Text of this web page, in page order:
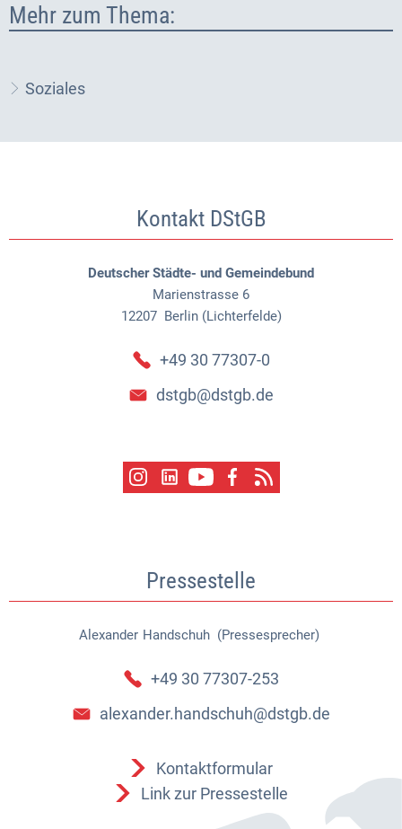
Mehr zum Thema:
Soziales
Kontakt DStGB
Deutscher Städte- und Gemeindebund
Marienstrasse 6
12207 Berlin (Lichterfelde)
+49 30 77307-0
dstgb@dstgb.de
Pressestelle
Alexander Handschuh (Pressesprecher)
Alexander Handschuh
+49 30 77307-253
alexander.handschuh@dstgb.de
Kontaktformular
Link zur Pressestelle